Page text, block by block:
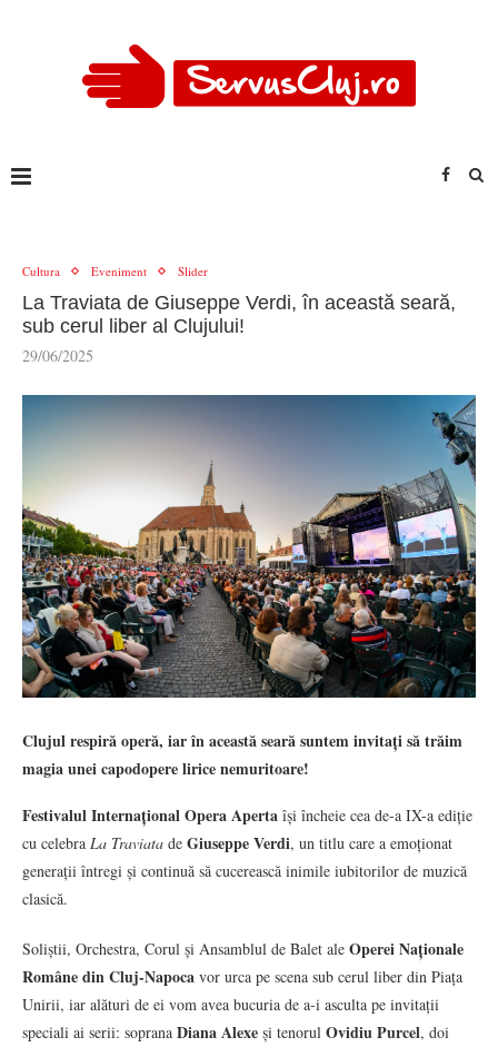
Cultura Eveniment Slider
La Traviata de Giuseppe Verdi, în această seară,
sub cerul liber al Clujului!
29/06/2025
Clujul respiră operă, iar în această seară suntem invitați să trăim
magia unei capodopere lirice nemuritoare!
Festivalul Internațional Opera Aperta își încheie cea de-a IX-a ediție
cu celebra La Traviata de Giuseppe Verdi, un titlu care a emoționat
generații întregi și continuă să cucerească inimile iubitorilor de muzică
clasică.
Soliștii, Orchestra, Corul și Ansamblul de Balet ale Operei Naționale
Române din Cluj-Napoca vor urca pe scena sub cerul liber din Piața
Unirii, iar alături de ei vom avea bucuria de a-i asculta pe invitații
speciali ai serii: soprana Diana Alexe și tenorul Ovidiu Purcel, doi